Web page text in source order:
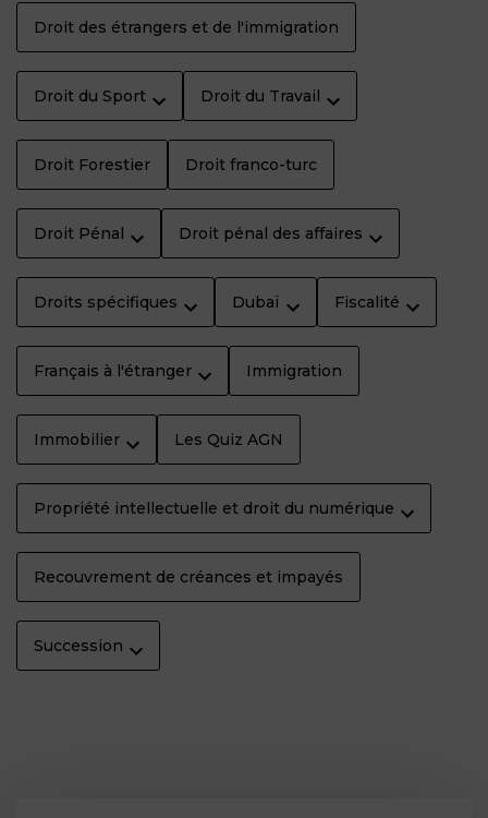
Droit des étrangers et de l'immigration
Droit du Sport Droit du Travail
Droit Forestier Droit franco-turc
Droit Pénal Droit pénal des affaires
Droits spécifiques Dubaï Fiscalité
Français à l'étranger Immigration
Immobilier Les Quiz AGN
Propriété intellectuelle et droit du numérique
Recouvrement de créances et impayés
Succession